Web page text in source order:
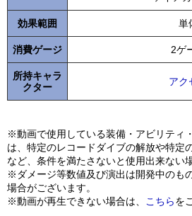
効果範囲 単
消費ゲージ 2ゲ
所持キャラ
クター
アク
※動画で使用している装備・アビリティ
は、特定のレコードダイブの解放や特定
など、条件を満たさないと使用出来ない
※ダメージ等数値及び演出は開発中のも
場合がございます。
※動画が再生できない場合は、
こちらを